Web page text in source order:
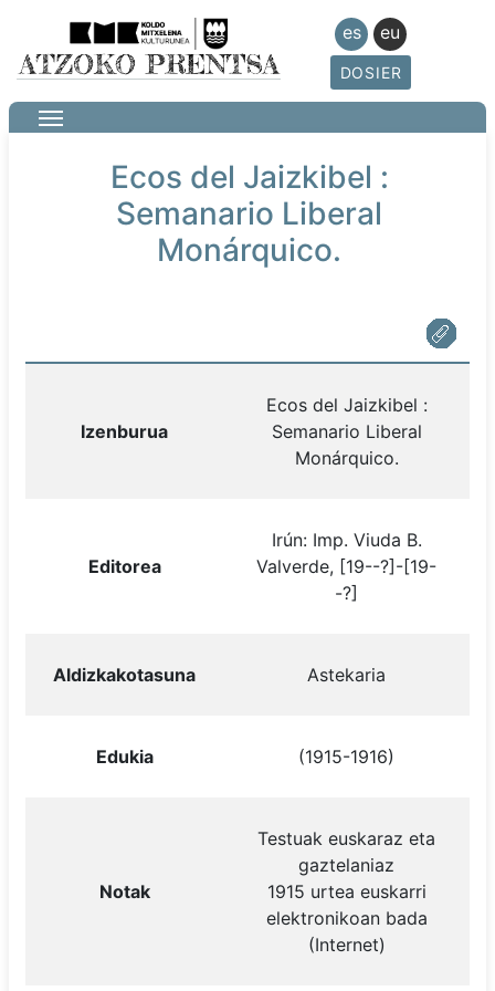
es eu
DOSIER
Ecos del Jaizkibel :
Semanario Liberal
Monárquico.
Izenburua
Ecos del Jaizkibel :
Semanario Liberal
Monárquico.
Editorea
Irún: Imp. Viuda B.
Valverde, [19--?]-[19-
-?]
Aldizkakotasuna Astekaria
Edukia (1915-1916)
Notak
Testuak euskaraz eta
gaztelaniaz
1915 urtea euskarri
elektronikoan bada
(Internet)